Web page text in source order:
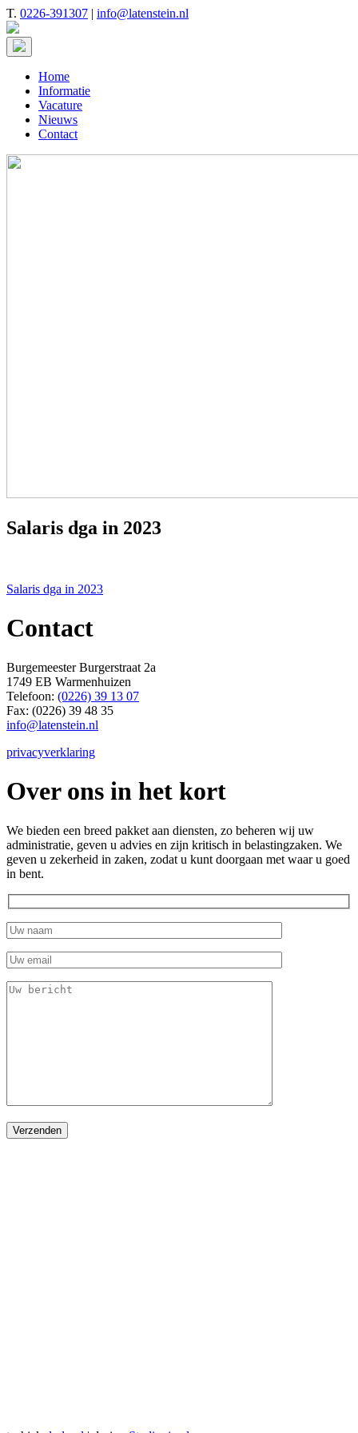
T. 0226-391307 | info@latenstein.nl
Home
Informatie
Vacature
Nieuws
Contact
Salaris dga in 2023
Bericht
Salaris dga in 2023
Contact
Burgemeester Burgerstraat 2a
1749 EB Warmenhuizen
Telefoon: (0226) 39 13 07
Fax: (0226) 39 48 35
info@latenstein.nl
privacyverklaring
Over ons in het kort
We bieden een breed pakket aan diensten, zo beheren wij uw
administratie, geven u advies en zijn kritisch in belastingzaken. We
geven u zekerheid in zaken, zodat u kunt doorgaan met waar u goed
in bent.